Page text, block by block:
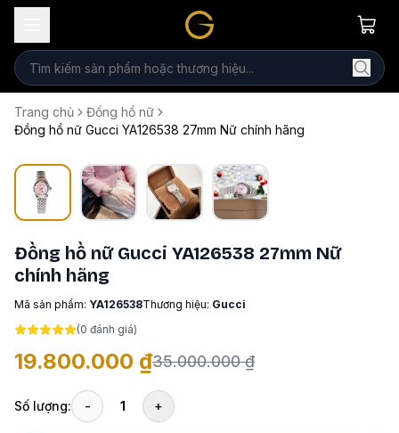
Trang chủ
Đồng hồ nữ
Đồng hồ nữ Gucci YA126538 27mm Nữ chính hãng
Đồng hồ nữ Gucci YA126538 27mm Nữ
chính hãng
Mã sản phẩm: YA126538Thương hiệu: Gucci
(0 đánh giá)
19.800.000 ₫35.000.000 ₫
Số lượng: - 1 +